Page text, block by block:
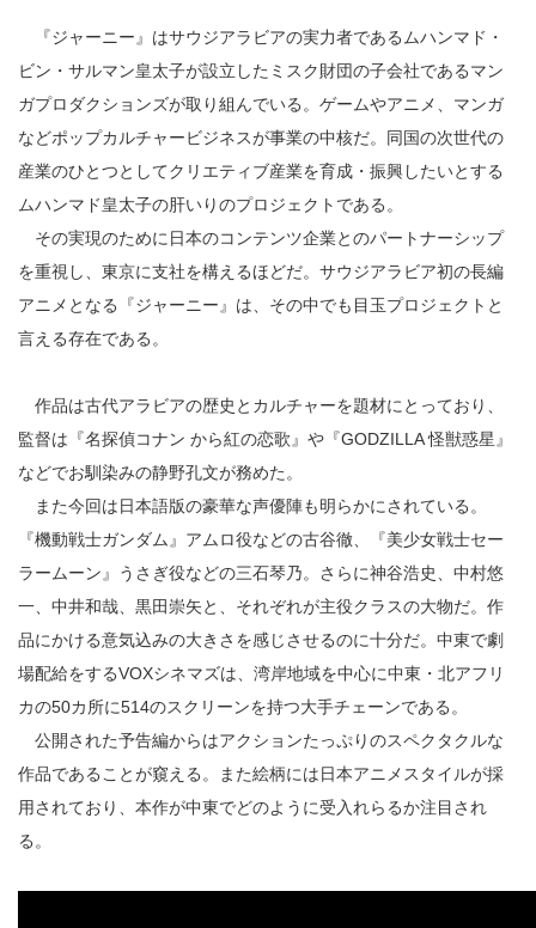
『ジャーニー』はサウジアラビアの実力者であるムハンマド・
ビン・サルマン皇太子が設立したミスク財団の子会社であるマン
ガプロダクションズが取り組んでいる。ゲームやアニメ、マンガ
などポップカルチャービジネスが事業の中核だ。同国の次世代の
産業のひとつとしてクリエティブ産業を育成・振興したいとする
ムハンマド皇太子の肝いりのプロジェクトである。
その実現のために日本のコンテンツ企業とのパートナーシップ
を重視し、東京に支社を構えるほどだ。サウジアラビア初の長編
アニメとなる『ジャーニー』は、その中でも目玉プロジェクトと
言える存在である。
作品は古代アラビアの歴史とカルチャーを題材にとっており、
監督は『名探偵コナン から紅の恋歌』や『GODZILLA 怪獣惑星』
などでお馴染みの静野孔文が務めた。
また今回は日本語版の豪華な声優陣も明らかにされている。
『機動戦士ガンダム』アムロ役などの古谷徹、『美少女戦士セー
ラームーン』うさぎ役などの三石琴乃。さらに神谷浩史、中村悠
一、中井和哉、黒田崇矢と、それぞれが主役クラスの大物だ。作
品にかける意気込みの大きさを感じさせるのに十分だ。中東で劇
場配給をするVOXシネマズは、湾岸地域を中心に中東・北アフリ
カの50カ所に514のスクリーンを持つ大手チェーンである。
公開された予告編からはアクションたっぷりのスペクタクルな
作品であることが窺える。また絵柄には日本アニメスタイルが採
用されており、本作が中東でどのように受入れらるか注目され
る。